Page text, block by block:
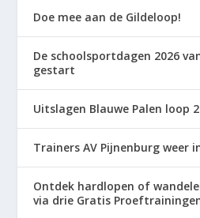
Doe mee aan de Gildeloop!
De schoolsportdagen 2026
gestart
Uitslagen Blauwe Palen loop
Trainers AV Pijnenburg weer
Ontdek hardlopen of
via drie Gratis